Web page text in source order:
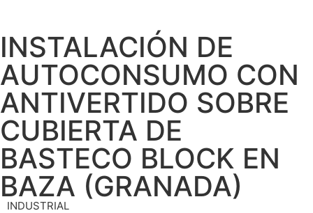
INSTALACIÓN DE
AUTOCONSUMO CON
ANTIVERTIDO SOBRE
CUBIERTA DE
BASTECO BLOCK EN
BAZA (GRANADA)
INDUSTRIAL